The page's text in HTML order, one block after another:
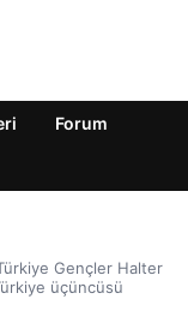
Forum
Gençler Halter
üçüncüsü